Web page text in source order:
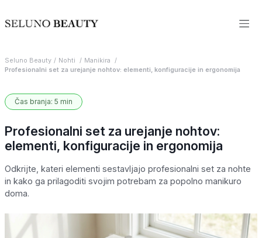
Seluno Beauty Nohti
Manikira
Profesionalni set za urejanje nohtov: elementi, konfiguracije in ergonomija
Čas branja: 5 min
Profesionalni set za urejanje nohtov:
elementi, konfiguracije in ergonomija
Odkrijte, kateri elementi sestavljajo profesionalni set za nohte
in kako ga prilagoditi svojim potrebam za popolno manikuro
doma.